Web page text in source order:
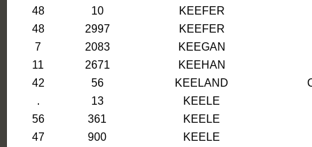
48
10
KEEFER
48
2997
KEEFER
7
2083
KEEGAN
11
2671
KEEHAN
42
56 KEELAND
.
13
KEELE
56
361
KEELE
47
900
KEELE